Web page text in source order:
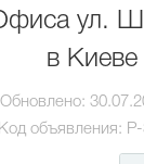
ул.
в Киеве
Обновлено:
Код объявления: